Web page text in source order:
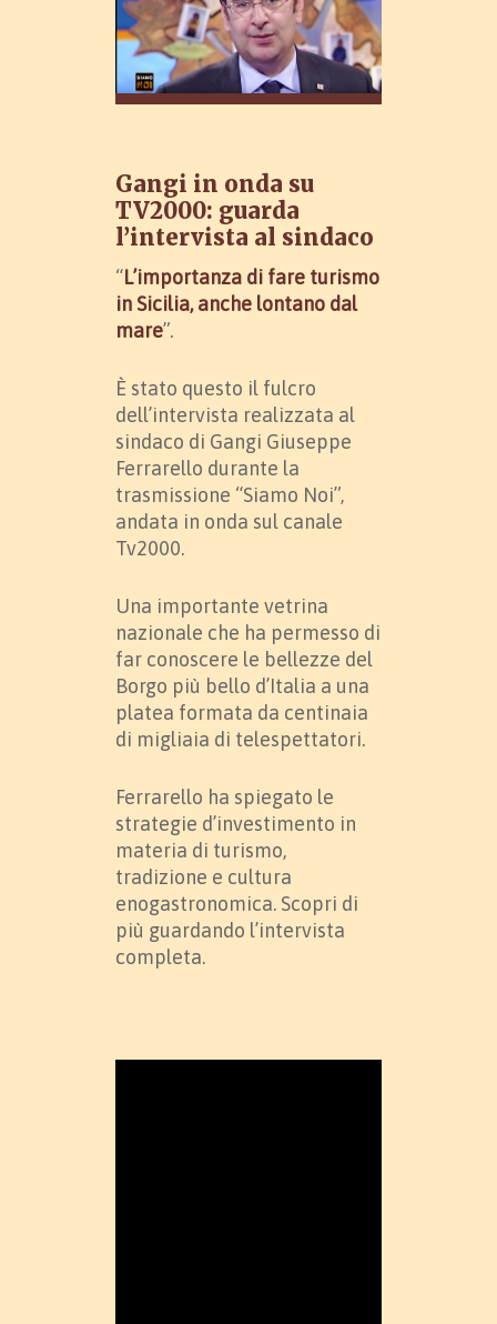
Gangi in onda su
TV2000: guarda
l’intervista al sindaco
“L’importanza di fare turismo
in Sicilia, anche lontano dal
mare”.
È stato questo il fulcro
dell’intervista realizzata al
sindaco di Gangi Giuseppe
Ferrarello durante la
trasmissione “Siamo Noi”,
andata in onda sul canale
Tv2000.
Una importante vetrina
nazionale che ha permesso di
far conoscere le bellezze del
Borgo più bello d’Italia a una
platea formata da centinaia
di migliaia di telespettatori.
Ferrarello ha spiegato le
strategie d’investimento in
materia di turismo,
tradizione e cultura
enogastronomica. Scopri di
più guardando l’intervista
completa.